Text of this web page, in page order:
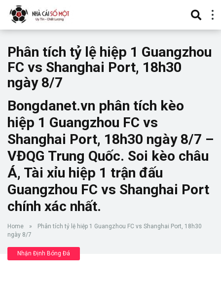
Phân tích tỷ lệ hiệp 1 Guangzhou
FC vs Shanghai Port, 18h30
ngày 8/7
Bongdanet.vn phân tích kèo
hiệp 1 Guangzhou FC vs
Shanghai Port, 18h30 ngày 8/7 –
VĐQG Trung Quốc. Soi kèo châu
Á, Tài xỉu hiệp 1 trận đấu
Guangzhou FC vs Shanghai Port
chính xác nhất.
Home »
Phân tích tỷ lệ hiệp 1 Guangzhou FC vs Shanghai Port, 18h30
ngày 8/7
Nhận Định Bóng Đá